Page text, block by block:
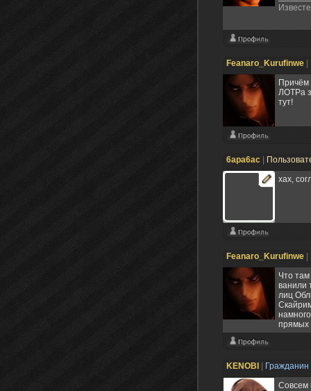
Feanaro_Kurufinwe
Причём
ЛОТРа
тут!
6apa6ac
хах,
Feanaro_Kurufinwe
Что
ванили
лиц
прямых
KENOBI
Гражданин
Совсем